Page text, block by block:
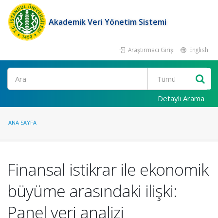
Akademik Veri Yönetim Sistemi
Araştırmacı Girişi English
Ara
Detaylı Arama
ANA SAYFA
Finansal istikrar ile ekonomik
büyüme arasındaki ilişki:
Panel veri analizi